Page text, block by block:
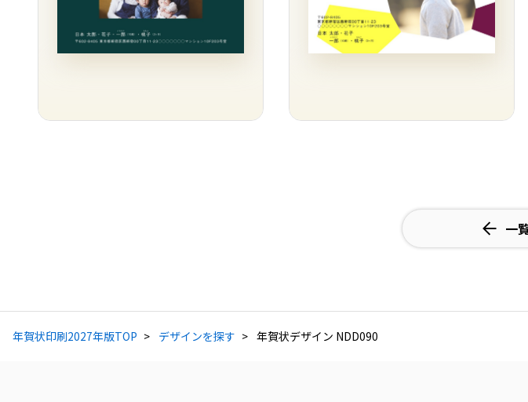
一
年賀状印刷2027年版TOP デザインを探す 年賀状デザイン NDD090